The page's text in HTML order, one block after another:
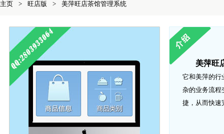
主页 > 旺店版 > 美萍旺店茶馆管理系统
美萍旺
它和美萍的行
杂的业务流程
捷，从而快速